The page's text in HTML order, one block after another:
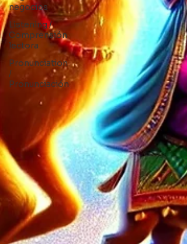
negocios
Listening /
Comprensión
lectora
Pronunciation
/
Pronunciación